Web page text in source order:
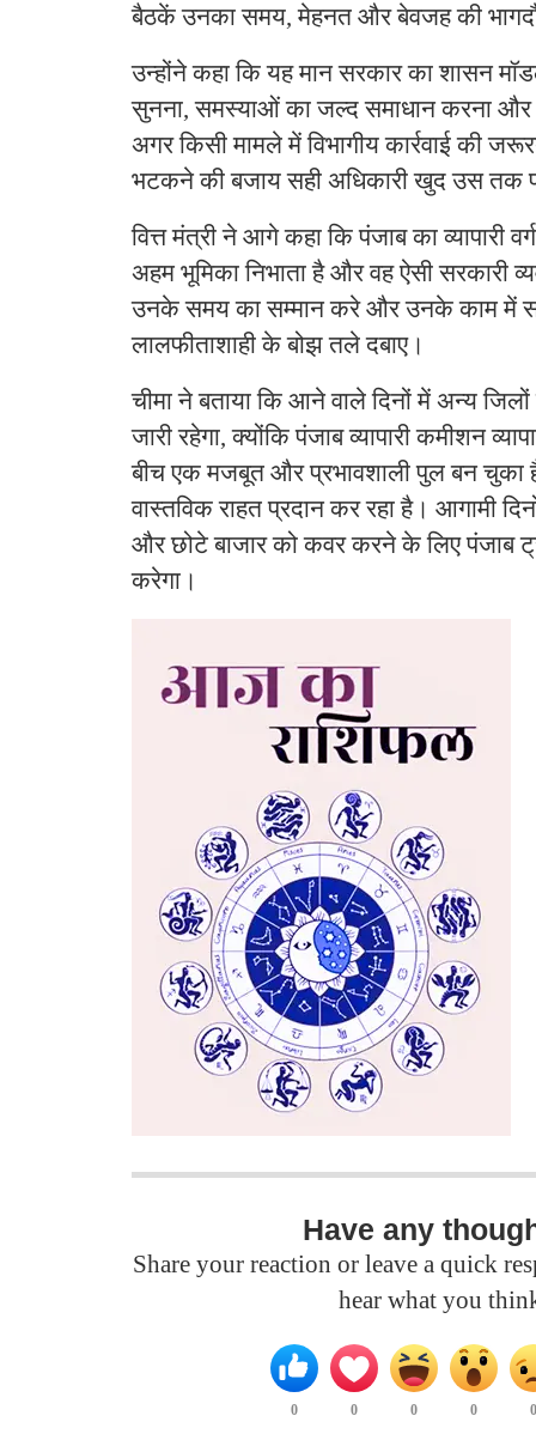
बैठकें उनका समय, मेहनत और बेवजह की
उन्होंने कहा कि यह मान सरकार का शासन
सुनना, समस्याओं का जल्द समाधान करना और
अगर किसी मामले में विभागीय कार्रवाई की
भटकने की बजाय सही अधिकारी खुद उस तक
वित्त मंत्री ने आगे कहा कि पंजाब का व्यापारी
अहम भूमिका निभाता है और वह ऐसी सरकारी
उनके समय का सम्मान करे और उनके काम में
लालफीताशाही के बोझ तले दबाए।
चीमा ने बताया कि आने वाले दिनों में अन्य
जारी रहेगा, क्योंकि पंजाब व्यापारी कमीशन
बीच एक मजबूत और प्रभावशाली पुल बन चुका
वास्तविक राहत प्रदान कर रहा है। आगामी
और छोटे बाजार को कवर करने के लिए पंजाब
करेगा।
Have any
Share your reaction or leave a quick
hear what you
0 0 0 0